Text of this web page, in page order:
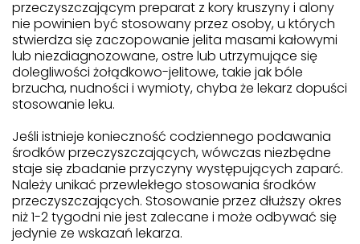
przeczyszczającym preparat z kory kruszyny i alony
nie powinien być stosowany przez osoby, u których
stwierdza się zaczopowanie jelita masami kałowymi
lub niezdiagnozowane, ostre lub utrzymujące się
dolegliwości żołądkowo-jelitowe, takie jak bóle
brzucha, nudności i wymioty, chyba że lekarz dopuści
stosowanie leku.
Jeśli istnieje konieczność codziennego podawania
środków przeczyszczających, wówczas niezbędne
staje się zbadanie przyczyny występujących zaparć.
Należy unikać przewlekłego stosowania środków
przeczyszczających. Stosowanie przez dłuższy okres
niż 1-2 tygodni nie jest zalecane i może odbywać się
jedynie ze wskazań lekarza.